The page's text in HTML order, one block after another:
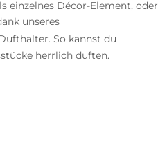
einzelnes Décor-Element, oder
unseres
So kannst du
herrlich duften.